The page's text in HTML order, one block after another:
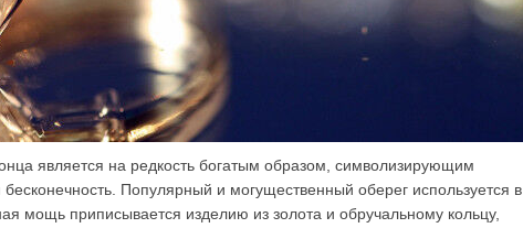
является на редкость богатым образом, символизирующим
Популярный и могущественный оберег используется в
мощь приписывается изделию из золота и обручальному кольцу,